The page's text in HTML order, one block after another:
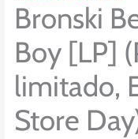
Bronski
Boy [LP]
limitado,
Store